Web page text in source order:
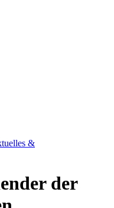
&
der